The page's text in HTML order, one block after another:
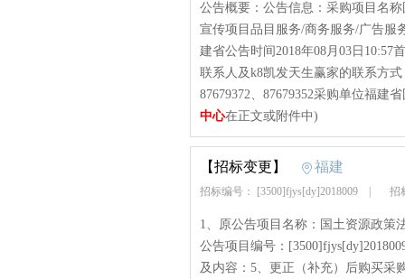
公告概要：公告信息：采购项目名
宣传项目品目服务/商务服务/广告服
建省公告时间2018年08月03日10:57
联系人及k8凯发天生赢家的联系方
87679372、87679352采购单位福建
中心在正文或附件中)
【招标变更】 福建
招标编号： [3500]fjys[dy]2018009 招
1、原公告项目名称：国土资源政策
公告项目编号：
及内容：5、更正（补充）后购买采